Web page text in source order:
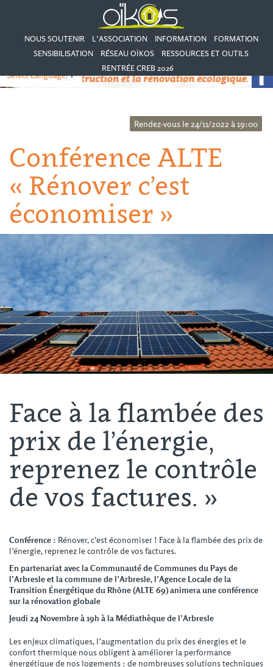
NOUS SOUTENIR L’ASSOCIATION INFORMATION
FORMATION
SENSIBILISATION
RÉSEAU OÏKOS
RESSOURCES ET OUTILS
RENTRÉE CREB 2026
Select Language▼
Rendez-vous le 24/11/2022 à 19:00
Conférence ALTE
« Rénover c’est
économiser »
Face à la flambée des
prix de l’énergie,
reprenez le contrôle
de vos factures. »
Conférence : Rénover, c’est économiser ! Face à la flambée des prix de
l’énergie, reprenez le contrôle de vos factures.
En partenariat avec la Communauté de Communes du Pays de
l’Arbresle et la commune de l’Arbresle, l’Agence Locale de la
Transition Énergétique du Rhône (ALTE 69) animera une conférence
sur la rénovation globale
Jeudi 24 Novembre à 19h à la Médiathèque de l’Arbresle
Les enjeux climatiques, l’augmentation du prix des énergies et le
confort thermique nous obligent à améliorer la performance
énergétique de nos logements : de nombreuses solutions techniques